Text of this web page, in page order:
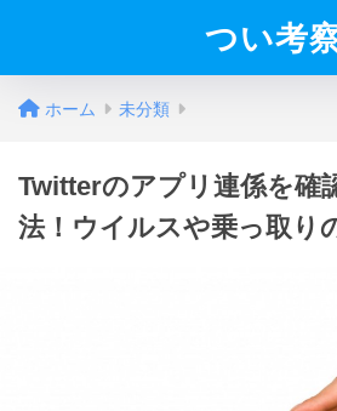
つい考
ホーム 未分類
Twitterのアプリ連係を確
法！ウイルスや乗っ取り